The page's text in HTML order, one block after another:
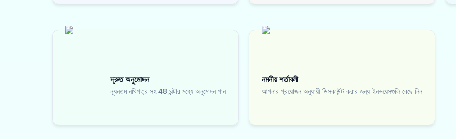
দ্রুত অনুমোদন
ন্যূনতম নথিপত্র সহ 48 ঘন্টার মধ্যে অনুমোদন পান
নমনীয় শর্তাবলী
আপনার প্রয়োজন অনুযায়ী ডিসকাউন্ট করার জন্য ইনভয়েসগুলি বেছে নিন